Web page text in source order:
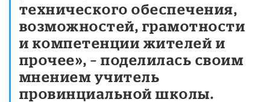
технического обеспечения,
возможностей, грамотности
и компетенции жителей и
прочее», – поделилась своим
мнением учитель
провинциальной школы.